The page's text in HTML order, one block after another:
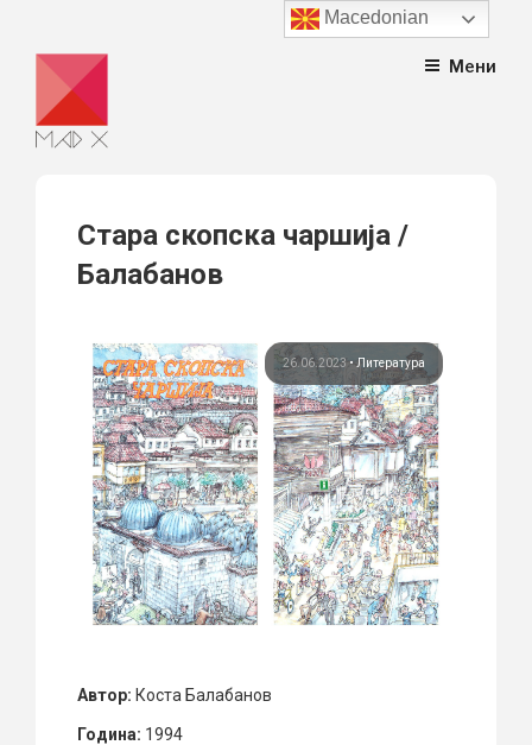
content
Мени
Стара скопска чаршија /
Балабанов
26.06.2023 • Литература
Автор: Коста Балабанов
Година: 1994
Macedonian